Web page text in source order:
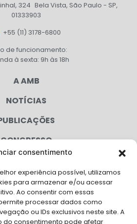
consentimento
experiência possível, utilizamos
para armazenar e/ou acessar
Ao consentir com essas
processar dados como
ou IDs exclusivos neste site. A
do consentimento pode afetar
324 Bela Vista, São Paulo - SP,
01333903
+55 (11) 3178-6800
de funcionamento:
à sexta: 9h às 18h
A AMB
NOTÍCIAS
CONGRESSO
CAMPANHAS
SERVIÇOS